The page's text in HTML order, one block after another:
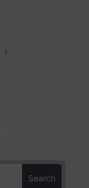
Search